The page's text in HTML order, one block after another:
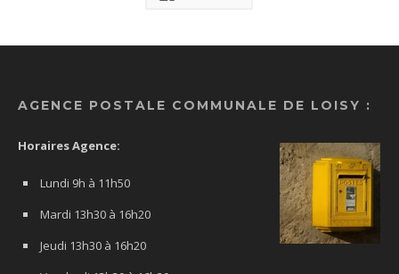
AGENCE POSTALE COMMUNALE DE LOISY :
Horaires Agence:
Lundi 9h à 11h50
Mardi 13h30 à 16h20
Jeudi 13h30 à 16h20